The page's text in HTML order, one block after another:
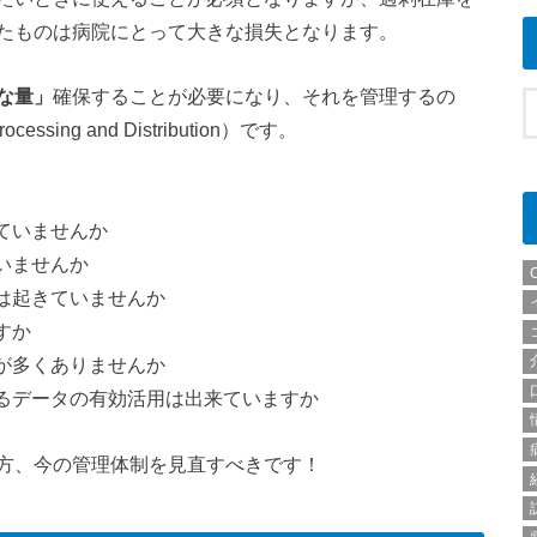
のは病院にとって大きな損失となります。
量」 確保することが必要になり、それを管理するの
and Distribution）です。
いませんか
ませんか
きていませんか
か
くありませんか
ータの有効活用は出来ていますか
今の管理体制を見直すべきです！